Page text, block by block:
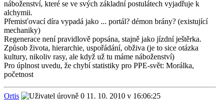
náboženství, které se ve svých základní postulátech vyjadřuje k
alchymii.
Přemisťovací díra vypadá jako ... portál? démon brány? (existující
mechaniky)
Regenerace není pravidlově popsána, stajně jako jízdní ještěrka.
Způsob života, hierarchie, uspořádání, obživa (je to sice otázka
kultury, nikoliv rasy, ale když už tu máme náboženství)
Pro úplnost uvedu, že chybí statistiky pro PPE-svět: Morálka,
početnost
Ortis
11. 10. 2010 v 16:06:25